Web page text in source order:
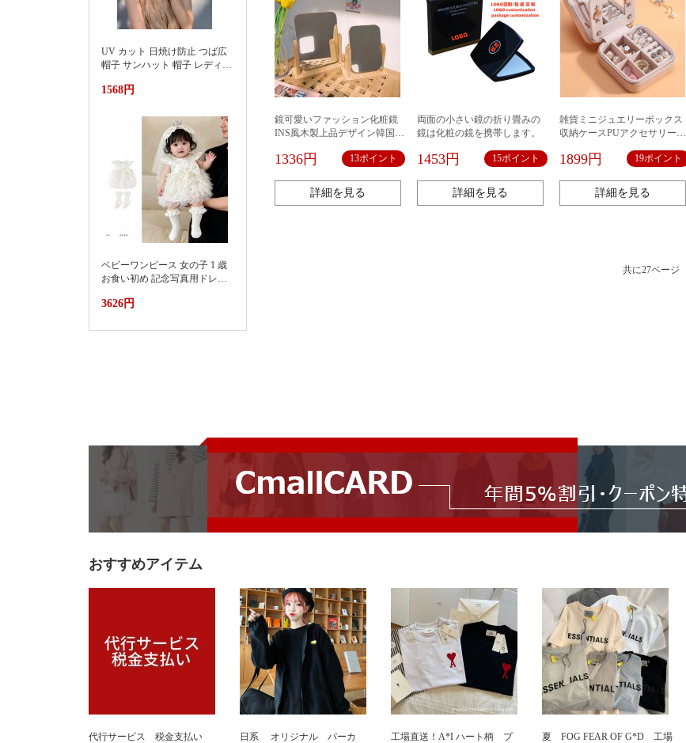
UV カット 日焼け防止 つば広
帽子 サンハット 帽子 レディー
好看防晒显脸小沙滩海边防紫
1568円
ベビーワンピース 女の子 1 歳
お食い初め 記念写真用ドレス
周礼服裙子婴儿夏装连衣裙蛋
3626円
鏡可愛いファッション化粧鏡
INS風木製上品デザイン韓国
スタンドミラー 木製 おしゃれ
ン 生活雑貨 360°回転式
1336円 13ポイント
詳細を見る
両面の小さい鏡の折り畳みの
鏡は化粧の鏡を携帯します。
1453円 15ポイント
詳細を見る
雑貨ミニジュエリーボックス
収納ケースPUアクセサリー収
付き ネックレス ピアス 指
ケース アクセサリーケース
ボックス アクセサリー収納
1899円 19ポイント
詳細を見る
共に27ページ
おすすめアイテム
代行サービス 税金支払い
日系 オリジナル パーカ
工場直送！A*I ハート柄 プ
夏 FOG FEAR OF G*D 工場